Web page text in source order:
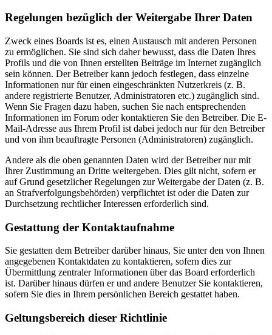
Regelungen bezüglich der Weitergabe Ihrer Daten
Zweck eines Boards ist es, einen Austausch mit anderen Personen
zu ermöglichen. Sie sind sich daher bewusst, dass die Daten Ihres
Profils und die von Ihnen erstellten Beiträge im Internet zugänglich
sein können. Der Betreiber kann jedoch festlegen, dass einzelne
Informationen nur für einen eingeschränkten Nutzerkreis (z. B.
andere registrierte Benutzer, Administratoren etc.) zugänglich sind.
Wenn Sie Fragen dazu haben, suchen Sie nach entsprechenden
Informationen im Forum oder kontaktieren Sie den Betreiber. Die E-
Mail-Adresse aus Ihrem Profil ist dabei jedoch nur für den Betreiber
und von ihm beauftragte Personen (Administratoren) zugänglich.
Andere als die oben genannten Daten wird der Betreiber nur mit
Ihrer Zustimmung an Dritte weitergeben. Dies gilt nicht, sofern er
auf Grund gesetzlicher Regelungen zur Weitergabe der Daten (z. B.
an Strafverfolgungsbehörden) verpflichtet ist oder die Daten zur
Durchsetzung rechtlicher Interessen erforderlich sind.
Gestattung der Kontaktaufnahme
Sie gestatten dem Betreiber darüber hinaus, Sie unter den von Ihnen
angegebenen Kontaktdaten zu kontaktieren, sofern dies zur
Übermittlung zentraler Informationen über das Board erforderlich
ist. Darüber hinaus dürfen er und andere Benutzer Sie kontaktieren,
sofern Sie dies in Ihrem persönlichen Bereich gestattet haben.
Geltungsbereich dieser Richtlinie